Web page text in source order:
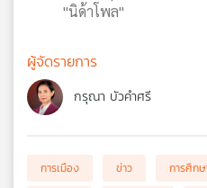
"นิด้าโพล"
ผู้จัดรายการ
กรุณา บัวคำศรี
การเมือง ข่าว การศึก